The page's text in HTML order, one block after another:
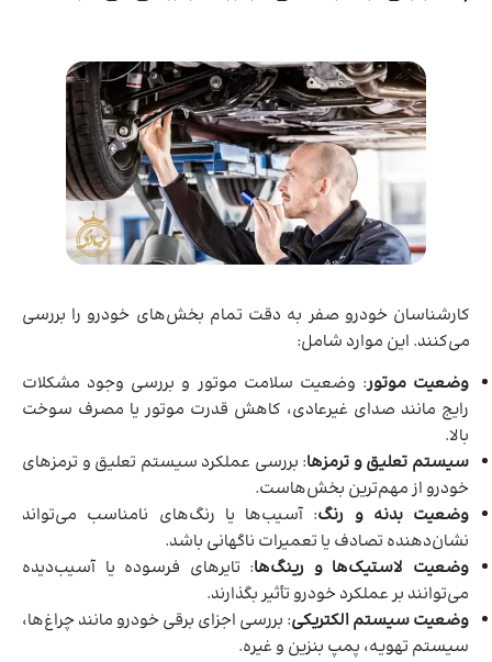
کارشناسان خودرو صفر به دقت تمام بخش‌های خودرو را بررسی
می‌کنند. این موارد شامل:
وضعیت موتور: وضعیت سلامت موتور و بررسی وجود مشکلات
رایج مانند صدای غیرعادی، کاهش قدرت موتور یا مصرف سوخت
بالا.
سیستم تعلیق و ترمزها: بررسی عملکرد سیستم تعلیق و ترمزهای
خودرو از مهم‌ترین بخش‌هاست.
وضعیت بدنه و رنگ: آسیب‌ها یا رنگ‌های نامناسب می‌تواند
نشان‌دهنده تصادف یا تعمیرات ناگهانی باشد.
وضعیت لاستیک‌ها و رینگ‌ها: تایرهای فرسوده یا آسیب‌دیده
می‌توانند بر عملکرد خودرو تأثیر بگذارند.
وضعیت سیستم الکتریکی: بررسی اجزای برقی خودرو مانند چراغ‌ها،
سیستم تهویه، پمپ بنزین و غیره.